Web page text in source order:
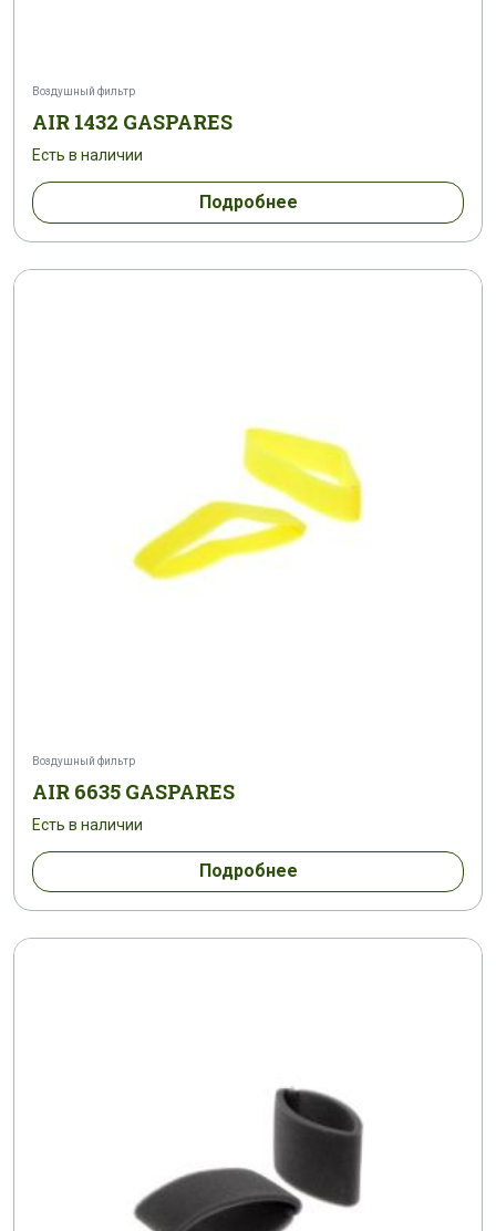
Воздушный фильтр
AIR 1432 GASPARES
Есть в наличии
Подробнее
Воздушный фильтр
AIR 6635 GASPARES
Есть в наличии
Подробнее